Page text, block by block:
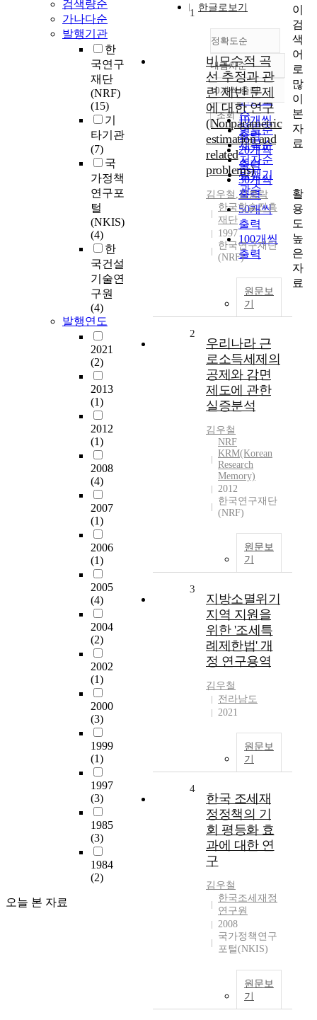
검색량순
가나다순
발행기관
한
국연구
재단
(NRF)
(15)
기
타기관
(7)
국
가정책
연구포
털
(NKIS)
(4)
한
국건설
기술연
구원
(4)
발행연도
2021
(2)
2013
(1)
2012
(1)
2008
(4)
2007
(1)
2006
(1)
2005
(4)
2004
(2)
2002
(1)
2000
(3)
1999
(1)
1997
(3)
1985
(3)
1984
(2)
오늘 본 자료
한글로보기
정확도순
정확도
순
인기도
순
연도순
제목순
저자순
발행기
관순
내림차순
내림차순
10개씩 출력
10개씩
출력
20개씩
출력
30개씩
출력
50개씩
출력
100개씩
출력
조회
1
비모수적 곡
선 추정과 관
련 제반 문제
에 대한 연구
(Nonparametric
estimation and
related
problems)
김우철 ,김충락
한국학술진흥
재단
1997
한국연구재단
(NRF)
원문보
기
2
우리나라 근
로소득세제의
공제와 감면
제도에 관한
실증분석
김우철
NRF
KRM(Korean
Research
Memory)
2012
한국연구재단
(NRF)
원문보
기
3
지방소멸위기
지역 지원을
위한 '조세특
례제한법' 개
정 연구용역
김우철
전라남도
2021
원문보
기
4
한국 조세재
정정책의 기
회 평등화 효
과에 대한 연
구
김우철
한국조세재정
연구원
2008
국가정책연구
포털(NKIS)
원문보
기
이
검
색
어
로
많
이
본
자
료
활
용
도
높
은
자
료